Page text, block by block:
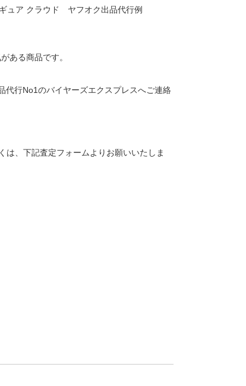
ュア クラウド ヤフオク出品代行例
ある商品です。
代行No1のバイヤーズエクスプレスへご連絡
は、下記査定フォームよりお願いいたしま